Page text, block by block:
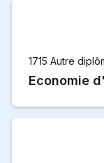
1715 Autre
Economie